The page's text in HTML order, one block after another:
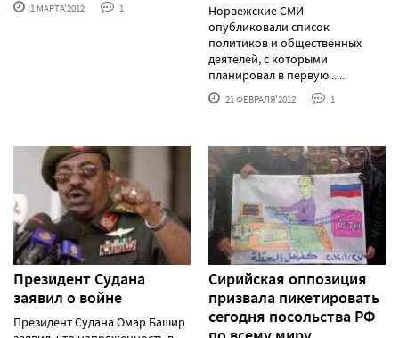
1 МАРТА'2012 1
Норвежские СМИ
опубликовали список
политиков и общественных
деятелей, с которыми
планировал в первую......
21 ФЕВРАЛЯ'2012 1
Президент Судана
заявил о войне
Президент Судана Омар Башир
Сирийская оппозиция
призвала пикетировать
сегодня посольства РФ